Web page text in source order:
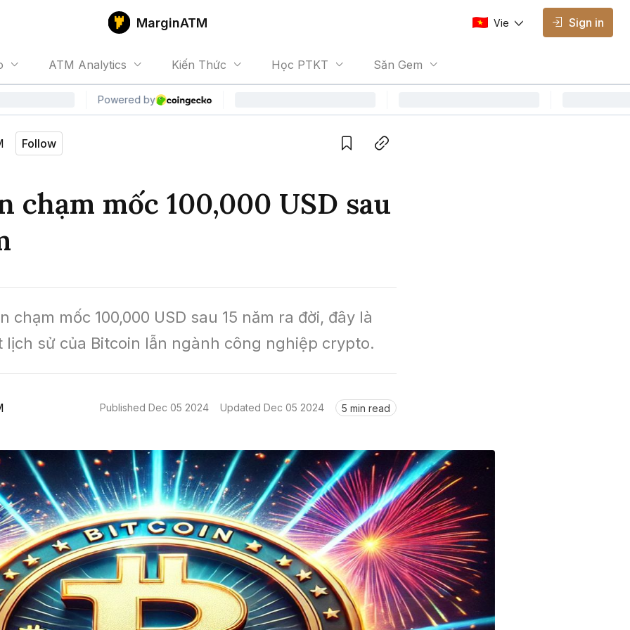
MarginATM
ATM Analytics Kiến Thức Học PTKT Săn Gem
Vie
Vietnamese
Sign in
Follow
chạm mốc 100,000 USD sau
chạm mốc 100,000 USD sau 15 năm ra đời, đây là
lịch sử của Bitcoin lẫn ngành công nghiệp crypto.
Published Dec 05 2024 Updated Dec 05 2024 5 min read